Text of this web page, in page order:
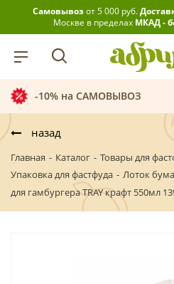
Самовывозот 5 000 руб.
Москве в пределах МКАД -
График приёма заказов
назад
Главная - Каталог - Товары для
Упаковка для фастфуда - Лоток
для гамбургера TRAY крафт 550мл